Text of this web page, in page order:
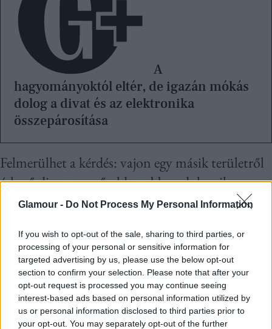
Glamour - Do Not Process My Personal Information
If you wish to opt-out of the sale, sharing to third parties, or
processing of your personal or sensitive information for
targeted advertising by us, please use the below opt-out
section to confirm your selection. Please note that after your
opt-out request is processed you may continue seeing
interest-based ads based on personal information utilized by
us or personal information disclosed to third parties prior to
your opt-out. You may separately opt-out of the further
hagyományoktól eltér, de igazán mókás
dolog a divat és az elektronika
összepárosítása
Felmerülhet a kérdés: vajon egy másik területről
érkező divattervező oldottabban dolgozik,
bátrabban mozog anyaghasználat, vagy akár a
ellenkezőleg, az építészeti gondolkodásmód egy
sokkal strukturáltabb vonalvezetést idéz elő?
Vajon a térszervezéssel kapcsolatos tanulmányok
egyáltalán megmutatkoznak a kollekciókban
bármilyen módon?